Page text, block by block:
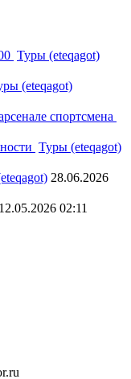
Туры (eteqagot)
(eteqagot)
спортсмена
Туры (eteqagot)
28.06.2026
12.05.2026 02:11